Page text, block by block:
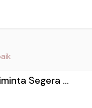
Segera ...